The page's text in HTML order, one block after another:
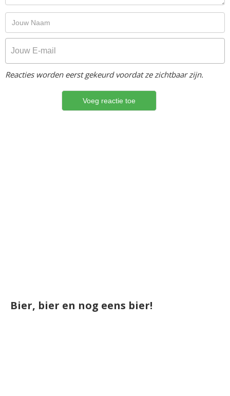
Reacties worden eerst gekeurd voordat ze zichtbaar zijn.
Bier, bier en nog eens bier!